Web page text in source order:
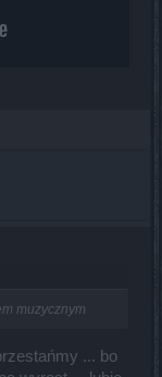
muzycznym
... bo